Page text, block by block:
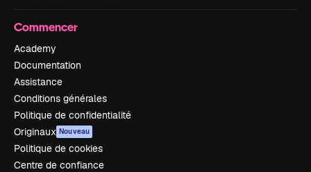
Commencer
Academy
Documentation
Assistance
Conditions générales
Politique de confidentialité
Originaux Nouveau
Politique de cookies
Centre de confiance